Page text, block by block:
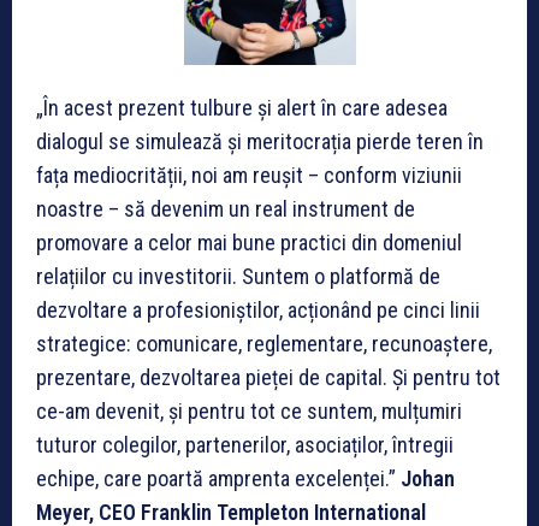
„În acest prezent tulbure și alert în care adesea
dialogul se simulează și meritocrația pierde teren în
fața mediocrității, noi am reușit – conform viziunii
noastre – să devenim un real instrument de
promovare a celor mai bune practici din domeniul
relațiilor cu investitorii. Suntem o platformă de
dezvoltare a profesioniștilor, acționând pe cinci linii
strategice: comunicare, reglementare, recunoaștere,
prezentare, dezvoltarea pieței de capital. Și pentru tot
ce-am devenit, și pentru tot ce suntem, mulțumiri
tuturor colegilor, partenerilor, asociaților, întregii
echipe, care poartă amprenta excelenței.” Johan
Meyer, CEO Franklin Templeton International